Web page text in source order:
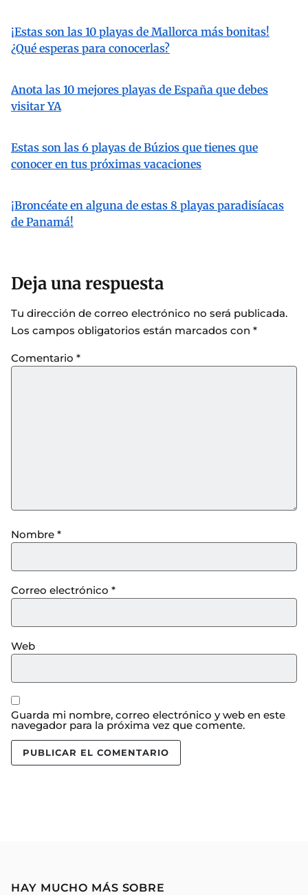
¡Estas son las 10 playas de Mallorca más bonitas!
¿Qué esperas para conocerlas?
Anota las 10 mejores playas de España que debes
visitar YA
Estas son las 6 playas de Búzios que tienes que
conocer en tus próximas vacaciones
¡Broncéate en alguna de estas 8 playas paradisíacas
de Panamá!
Deja una respuesta
Tu dirección de correo electrónico no será publicada.
Los campos obligatorios están marcados con *
Comentario *
Nombre *
Correo electrónico *
Web
Guarda mi nombre, correo electrónico y web en este
navegador para la próxima vez que comente.
HAY MUCHO MÁS SOBRE